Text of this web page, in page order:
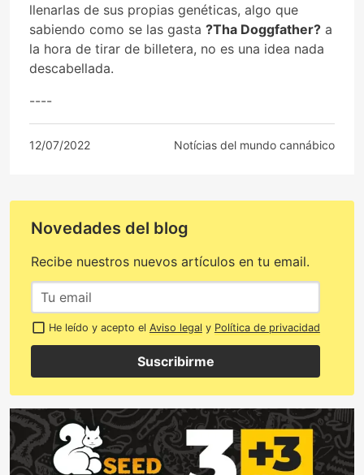
llenarlas de sus propias genéticas, algo que
sabiendo como se las gasta ?Tha Doggfather? a
la hora de tirar de billetera, no es una idea nada
descabellada.
----
12/07/2022 Notícias del mundo cannábico
Novedades del blog
Recibe nuestros nuevos artículos en tu email.
He leído y acepto el Aviso legal y Política de privacidad
Suscribirme